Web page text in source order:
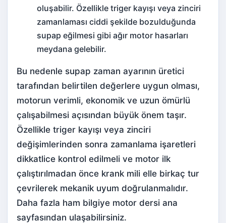
oluşabilir. Özellikle triger kayışı veya zinciri
zamanlaması ciddi şekilde bozulduğunda
supap eğilmesi gibi ağır motor hasarları
meydana gelebilir.
Bu nedenle supap zaman ayarının üretici
tarafından belirtilen değerlere uygun olması,
motorun verimli, ekonomik ve uzun ömürlü
çalışabilmesi açısından büyük önem taşır.
Özellikle triger kayışı veya zinciri
değişimlerinden sonra zamanlama işaretleri
dikkatlice kontrol edilmeli ve motor ilk
çalıştırılmadan önce krank mili elle birkaç tur
çevrilerek mekanik uyum doğrulanmalıdır.
Daha fazla ham bilgiye motor dersi ana
sayfasından ulaşabilirsiniz.